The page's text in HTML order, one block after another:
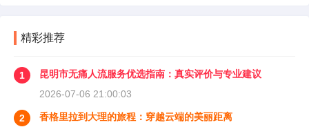
精彩推荐
1
昆明市无痛人流服务优选指南：真实评价与专业建议
2026-07-06 21:00:03
2
香格里拉到大理的旅程：穿越云端的美丽距离